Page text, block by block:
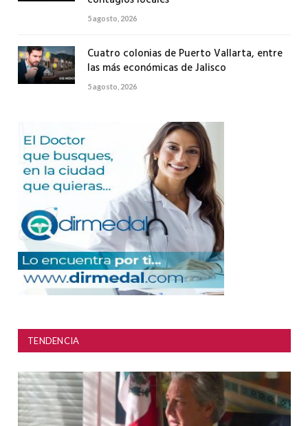
5 agosto, 2026
Cuatro colonias de Puerto Vallarta, entre
las más económicas de Jalisco
5 agosto, 2026
TENDENCIA